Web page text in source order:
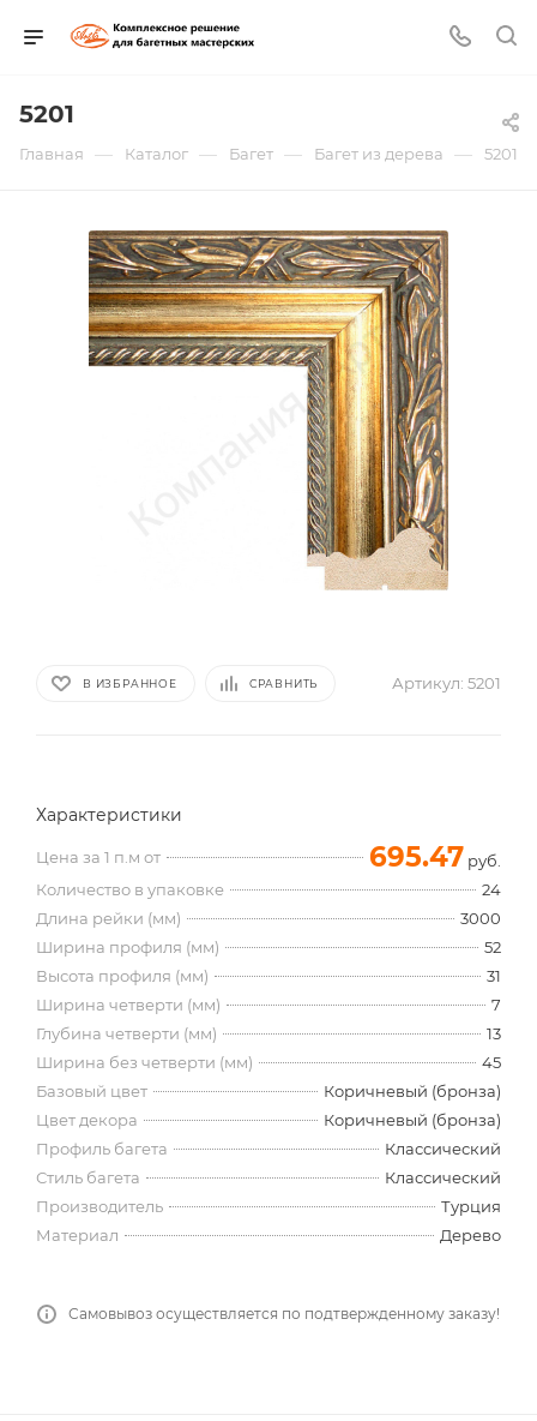
5201
Главная — Каталог — Багет — Багет из дерева — 5201
В ИЗБРАННОЕ СРАВНИТЬ Артикул: 5201
Характеристики
Цена за 1 п.м от 695.47 руб.
Количество в упаковке
24
Длина рейки (мм)
3000
Ширина профиля (мм)
52
Высота профиля (мм)
31
Ширина четверти (мм)
7
Глубина четверти (мм)
13
Ширина без четверти (мм)
45
Базовый цвет
Коричневый (бронза)
Цвет декора
Коричневый (бронза)
Профиль багета
Классический
Стиль багета
Классический
Производитель
Турция
Материал
Дерево
Самовывоз осуществляется по подтвержденному заказу!